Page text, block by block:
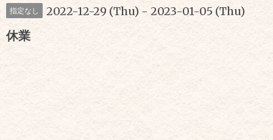
指定なし 2022-12-29 (Thu) - 2023-01-05 (Thu)
休業